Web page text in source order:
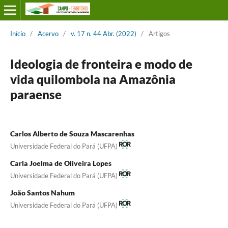
Início / Acervo / v. 17 n. 44 Abr. (2022) / Artigos
Ideologia de fronteira e modo de
vida quilombola na Amazônia
paraense
Carlos Alberto de Souza Mascarenhas
Universidade Federal do Pará (UFPA)
Carla Joelma de Oliveira Lopes
Universidade Federal do Pará (UFPA)
João Santos Nahum
Universidade Federal do Pará (UFPA)